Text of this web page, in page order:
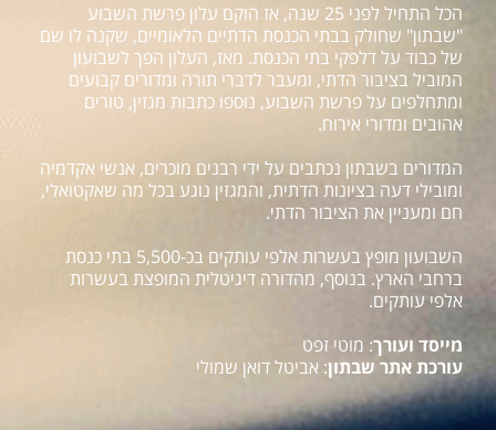
הכל התחיל לפני 25 שנה, אז הוקם עלון פרשת השבוע
"שבתון" שחולק בבתי הכנסת הדתיים הלאומיים, שקנה לו שם
של כבוד על דלפקי בתי הכנסת. מאז, העלון הפך לשבועון
המוביל בציבור הדתי, ומעבר לדברי תורה ומדורים קבועים
ומתחלפים על פרשת השבוע, נוספו כתבות מגזין, טורים
אהובים ומדורי אירוח.
המדורים בשבתון נכתבים על ידי רבנים מוכרים, אנשי אקדמיה
ומובילי דעה בציונות הדתית, והמגזין נוגע בכל מה שאקטואלי,
חם ומעניין את הציבור הדתי.
השבועון מופץ בעשרות אלפי עותקים בכ-5,500 בתי כנסת
ברחבי הארץ. בנוסף, מהדורה דיגיטלית המופצת בעשרות
אלפי עותקים.
מייסד ועורך: מוטי זפט
עורכת אתר שבתון: אביטל דואן שמולי